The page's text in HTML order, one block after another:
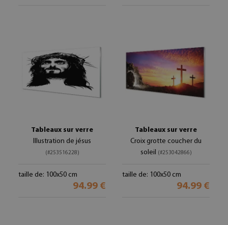
Tableaux sur verre
Illustration de jésus
(#253516228)
taille de: 100x50 cm
94.99 €
Tableaux sur verre
Croix grotte coucher du
soleil (#253042866)
taille de: 100x50 cm
94.99 €